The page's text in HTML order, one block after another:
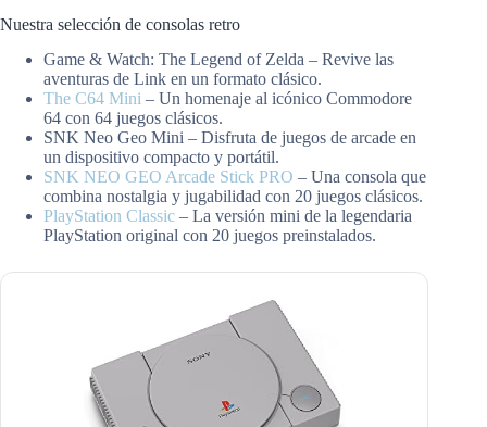
Nuestra selección de consolas retro
Game & Watch: The Legend of Zelda – Revive las
aventuras de Link en un formato clásico.
The C64 Mini – Un homenaje al icónico Commodore
64 con 64 juegos clásicos.
SNK Neo Geo Mini – Disfruta de juegos de arcade en
un dispositivo compacto y portátil.
SNK NEO GEO Arcade Stick PRO – Una consola que
combina nostalgia y jugabilidad con 20 juegos clásicos.
PlayStation Classic – La versión mini de la legendaria
PlayStation original con 20 juegos preinstalados.